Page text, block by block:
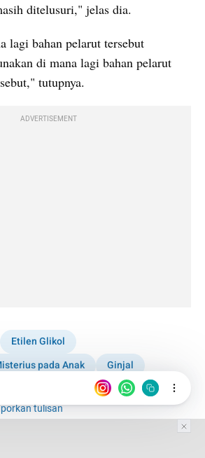
ditelusuri," jelas dia.
lagi bahan pelarut tersebut
di mana lagi bahan pelarut
tutupnya.
ADVERTISEMENT
Etilen Glikol
pada Anak
Ginjal
tulisan